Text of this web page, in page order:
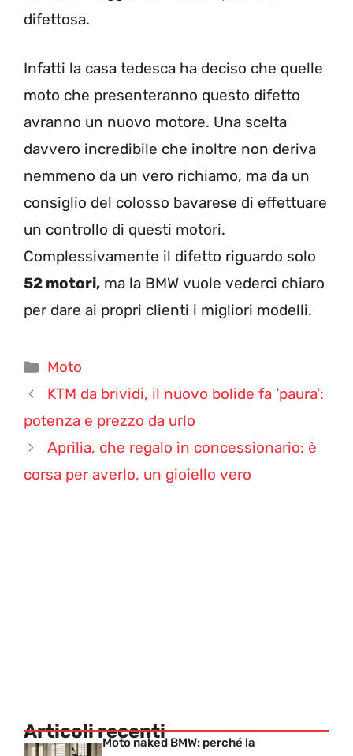
difettosa.
Infatti la casa tedesca ha deciso che quelle
moto che presenteranno questo difetto
avranno un nuovo motore. Una scelta
davvero incredibile che inoltre non deriva
nemmeno da un vero richiamo, ma da un
consiglio del colosso bavarese di effettuare
un controllo di questi motori.
Complessivamente il difetto riguardo solo
52 motori, ma la BMW vuole vederci chiaro
per dare ai propri clienti i migliori modelli.
Categorie
Moto
KTM da brividi, il nuovo bolide fa ‘paura’:
potenza e prezzo da urlo
Aprilia, che regalo in concessionario: è
corsa per averlo, un gioiello vero
Articoli recentiMoto naked BMW: perché la